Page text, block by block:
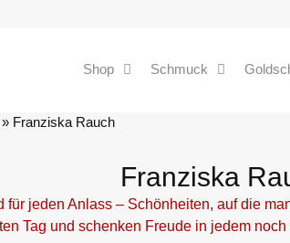
Shop Schmuck
» Franziska Rauch
Franziska
jeden Anlass – Schönheiten, auf die
Tag und schenken Freude in jedem